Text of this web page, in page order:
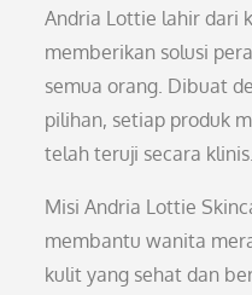
Andria Lottie lahir dari
memberikan solusi
semua orang. Dibuat
pilihan, setiap produk
telah teruji secara klinis.
Misi Andria Lottie
membantu wanita
kulit yang sehat dan